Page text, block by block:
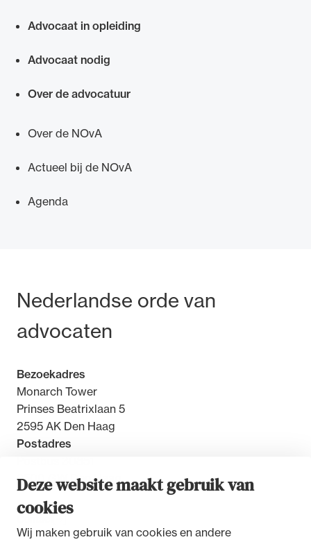
Deze website maakt gebruik van
cookies
Wij maken gebruik van cookies en andere
Advocaat in opleiding
Advocaat nodig
Over de advocatuur
Over de NOvA
Actueel bij de NOvA
Agenda
Bezoek- en postadres
Nederlandse orde van
advocaten
Bezoekadres
Monarch Tower
Prinses Beatrixlaan 5
2595 AK Den Haag
Postadres
2500 GW Den Haag
advocatuur (Roda).
beroepsuitoefening: van de advocatenpas tot
geheimhoudernummers.